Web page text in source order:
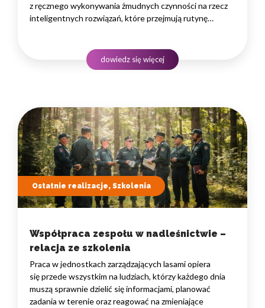
z ręcznego wykonywania żmudnych czynności na rzecz
inteligentnych rozwiązań, które przejmują rutynę
rozwojowego to decyzja strategiczna — wpływa
na wydajność zespołów,…
dowiedz się więcej
Ostatnie realizacje, Szkolenia
Współpraca zespołu w nadleśnictwie –
relacja ze szkolenia
Praca w jednostkach zarządzających lasami opiera
się przede wszystkim na ludziach, którzy każdego dnia
muszą sprawnie dzielić się informacjami, planować
zadania w terenie oraz reagować na zmieniające